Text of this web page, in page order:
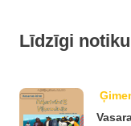
Līdzīgi